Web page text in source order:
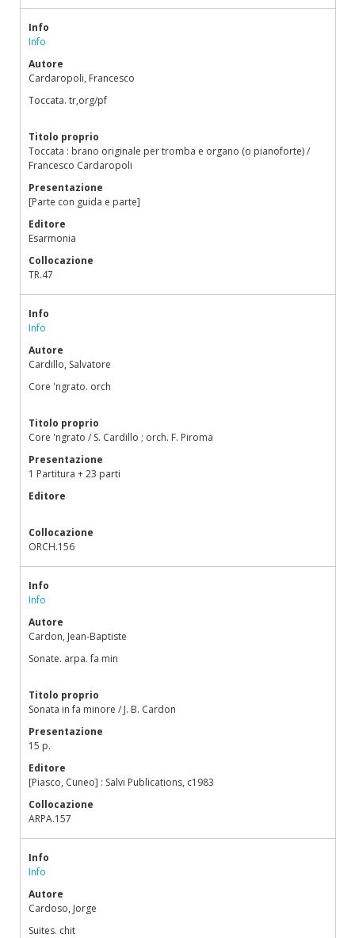
Info
Info
Autore
Cardaropoli, Francesco
Toccata. tr,org/pf
Titolo proprio
Toccata : brano originale per tromba e organo (o pianoforte) /
Francesco Cardaropoli
Presentazione
[Parte con guida e parte]
Editore
Esarmonia
Collocazione
TR.47
Info
Info
Autore
Cardillo, Salvatore
Core 'ngrato. orch
Titolo proprio
Core 'ngrato / S. Cardillo ; orch. F. Piroma
Presentazione
1 Partitura + 23 parti
Editore
Collocazione
ORCH.156
Info
Info
Autore
Cardon, Jean-Baptiste
Sonate. arpa. fa min
Titolo proprio
Sonata in fa minore / J. B. Cardon
Presentazione
15 p.
Editore
[Piasco, Cuneo] : Salvi Publications, c1983
Collocazione
ARPA.157
Info
Info
Autore
Cardoso, Jorge
Suites. chit